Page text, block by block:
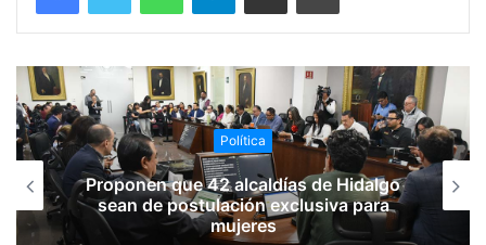
Política
Proponen que 42 alcaldías de Hidalgo
sean de postulación exclusiva para
mujeres